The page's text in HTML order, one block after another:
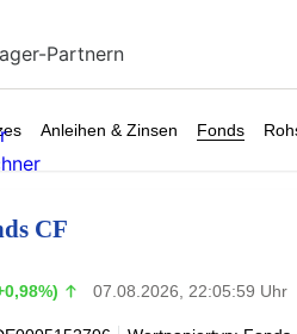
Anleihen & Zinsen Fonds
CF
07.08.2026, 22:05:59 Uhr
Partnern